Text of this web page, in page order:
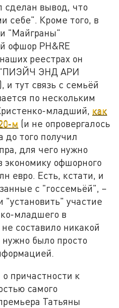
вывод, что
себе". Кроме того, в
"Майграны"
офшор PH&RE
реестрах он
"ПИЭЙЧ ЭНД АРИ
тут связь с семьёй
по нескольким
младший, как
м (и не опровергалось
до того получил
для чего нужно
экономику офшорного
евро. Есть, кстати, и
с "госсемьёй", –
"установить" участие
младшего в
составило никакой
было просто
причастности к
самого
Татьяны